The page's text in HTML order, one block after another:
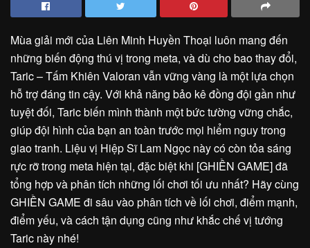
Mùa giải mới của Liên Minh Huyền Thoại luôn mang đến
những biến động thú vị trong meta, và dù cho bao thay đổi,
Taric – Tấm Khiên Valoran vẫn vững vàng là một lựa chọn
hỗ trợ đáng tin cậy. Với khả năng bảo kê đồng đội gần như
tuyệt đối, Taric biến mình thành một bức tường vững chắc,
giúp đội hình của bạn an toàn trước mọi hiểm nguy trong
giao tranh. Liệu vị Hiệp Sĩ Lam Ngọc này có còn tỏa sáng
rực rỡ trong meta hiện tại, đặc biệt khi [GHIỀN GAME] đã
tổng hợp và phân tích những lối chơi tối ưu nhất? Hãy cùng
GHIỀN GAME đi sâu vào phân tích về lối chơi, điểm mạnh,
điểm yếu, và cách tận dụng cũng như khắc chế vị tướng
Taric này nhé!